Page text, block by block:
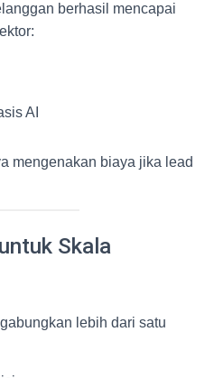
berhasil mencapai
AI
mengenakan biaya jika lead
Skala
lebih dari satu